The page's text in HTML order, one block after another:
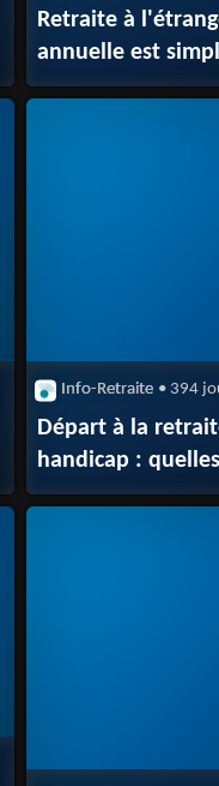
Retraite à
annuelle est
Info-Retraite • 394
Départ à la
handicap :